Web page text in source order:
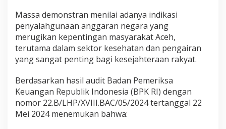
Massa demonstran menilai adanya indikasi
penyalahgunaan anggaran negara yang
merugikan kepentingan masyarakat Aceh,
terutama dalam sektor kesehatan dan pengairan
yang sangat penting bagi kesejahteraan rakyat.
Berdasarkan hasil audit Badan Pemeriksa
Keuangan Republik Indonesia (BPK RI) dengan
nomor 22.B/LHP/XVIII.BAC/05/2024 tertanggal 22
Mei 2024 menemukan bahwa: